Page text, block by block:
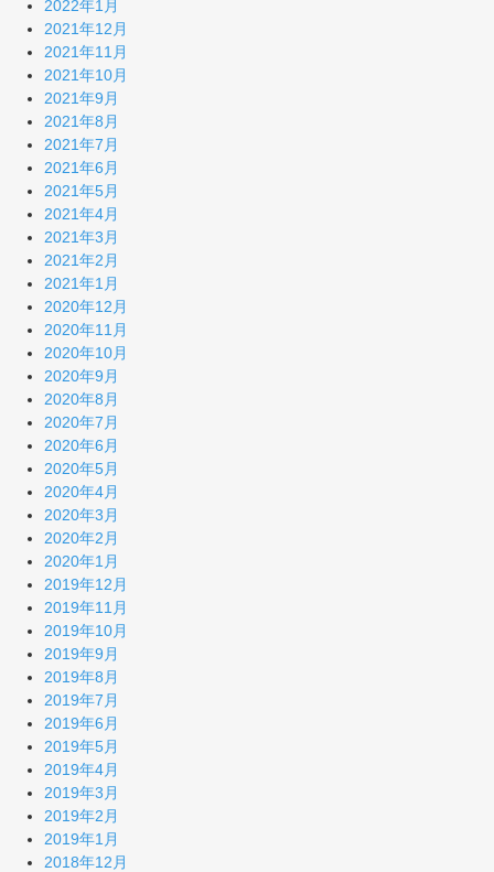
2022年1月
2021年12月
2021年11月
2021年10月
2021年9月
2021年8月
2021年7月
2021年6月
2021年5月
2021年4月
2021年3月
2021年2月
2021年1月
2020年12月
2020年11月
2020年10月
2020年9月
2020年8月
2020年7月
2020年6月
2020年5月
2020年4月
2020年3月
2020年2月
2020年1月
2019年12月
2019年11月
2019年10月
2019年9月
2019年8月
2019年7月
2019年6月
2019年5月
2019年4月
2019年3月
2019年2月
2019年1月
2018年12月